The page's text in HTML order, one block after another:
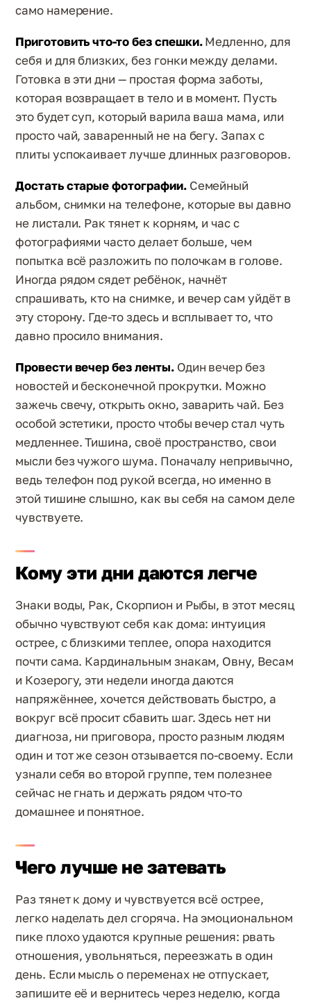
само намерение.
Приготовить что-то без спешки.Медленно, для
себя и для близких, без гонки между делами.
Готовка в эти дни — простая форма заботы,
которая возвращает в тело и в момент. Пусть
это будет суп, который варила ваша мама, или
просто чай, заваренный не на бегу. Запах с
плиты успокаивает лучше длинных разговоров.
Достать старые фотографии.Семейный
альбом, снимки на телефоне, которые вы давно
не листали. Рак тянет к корням, и час с
фотографиями часто делает больше, чем
попытка всё разложить по полочкам в голове.
Иногда рядом сядет ребёнок, начнёт
спрашивать, кто на снимке, и вечер сам уйдёт в
эту сторону. Где-то здесь и всплывает то, что
давно просило внимания.
Провести вечер без ленты.Один вечер без
новостей и бесконечной прокрутки. Можно
зажечь свечу, открыть окно, заварить чай. Без
особой эстетики, просто чтобы вечер стал чуть
медленнее. Тишина, своё пространство, свои
мысли без чужого шума. Поначалу непривычно,
ведь телефон под рукой всегда, но именно в
этой тишине слышно, как вы себя на самом деле
чувствуете.
Кому эти дни даются легче
Знаки воды, Рак, Скорпион и Рыбы, в этот месяц
обычно чувствуют себя как дома: интуиция
острее, с близкими теплее, опора находится
почти сама. Кардинальным знакам, Овну, Весам
и Козерогу, эти недели иногда даются
напряжённее, хочется действовать быстро, а
вокруг всё просит сбавить шаг. Здесь нет ни
диагноза, ни приговора, просто разным людям
один и тот же сезон отзывается по-своему. Если
узнали себя во второй группе, тем полезнее
сейчас не гнать и держать рядом что-то
домашнее и понятное.
Чего лучше не затевать
Раз тянет к дому и чувствуется всё острее,
легко наделать дел сгоряча. На эмоциональном
пике плохо удаются крупные решения: рвать
отношения, увольняться, переезжать в один
день. Если мысль о переменах не отпускает,
запишите её и вернитесь через неделю, когда